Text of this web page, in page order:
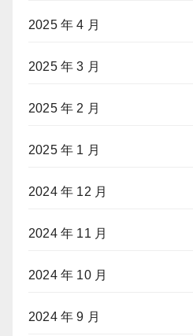
2025 年 4 月
2025 年 3 月
2025 年 2 月
2025 年 1 月
2024 年 12 月
2024 年 11 月
2024 年 10 月
2024 年 9 月